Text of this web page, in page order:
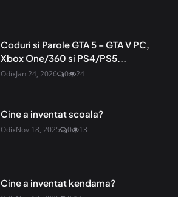
Coduri si Parole GTA 5 – GTA V PC,
Xbox One/360 si PS4/PS5...
OdixJan 24, 2026 0 24
Cine a inventat scoala?
OdixNov 18, 2025 0 13
Cine a inventat kendama?